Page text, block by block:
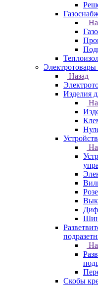
Электротовары
Назад
Изделия
Скобы